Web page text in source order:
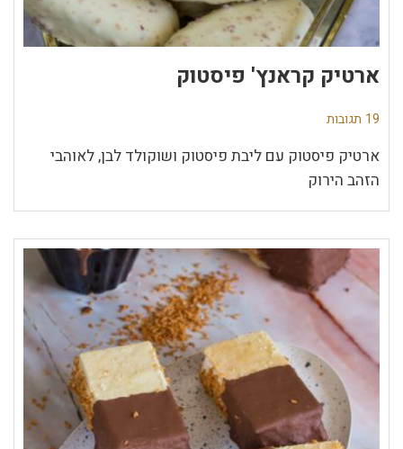
ארטיק קראנץ' פיסטוק
19 תגובות
ארטיק פיסטוק עם ליבת פיסטוק ושוקולד לבן, לאוהבי
הזהב הירוק